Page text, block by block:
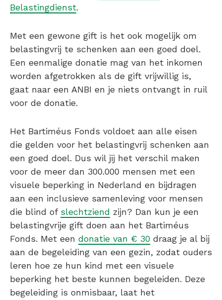
Belastingdienst.
Met een gewone gift is het ook mogelijk om
belastingvrij te schenken aan een goed doel.
Een eenmalige donatie mag van het inkomen
worden afgetrokken als de gift vrijwillig is,
gaat naar een ANBI en je niets ontvangt in ruil
voor de donatie.
Het Bartiméus Fonds voldoet aan alle eisen
die gelden voor het belastingvrij schenken aan
een goed doel. Dus wil jij het verschil maken
voor de meer dan 300.000 mensen met een
visuele beperking in Nederland en bijdragen
aan een inclusieve samenleving voor mensen
die blind of slechtziend zijn? Dan kun je een
belastingvrije gift doen aan het Bartiméus
Fonds. Met een donatie van € 30 draag je al bij
aan de begeleiding van een gezin, zodat ouders
leren hoe ze hun kind met een visuele
beperking het beste kunnen begeleiden. Deze
begeleiding is onmisbaar, laat het